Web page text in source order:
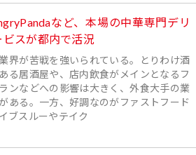
など、本場の中華専門デリ
スが都内で活況
界が苦戦を強いられている。とりわけ酒
る居酒屋や、店内飲食がメインとなるフ
ンなどへの影響は大きく、外食大手の業
ある。一方、好調なのがファストフード
ブスルーやテイク